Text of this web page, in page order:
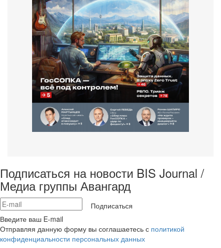
Подписаться на новости BIS Journal /
Медиа группы Авангард
Подписаться
Введите ваш E-mail
Отправляя данную форму вы соглашаетесь с политикой
конфиденциальности персональных данных